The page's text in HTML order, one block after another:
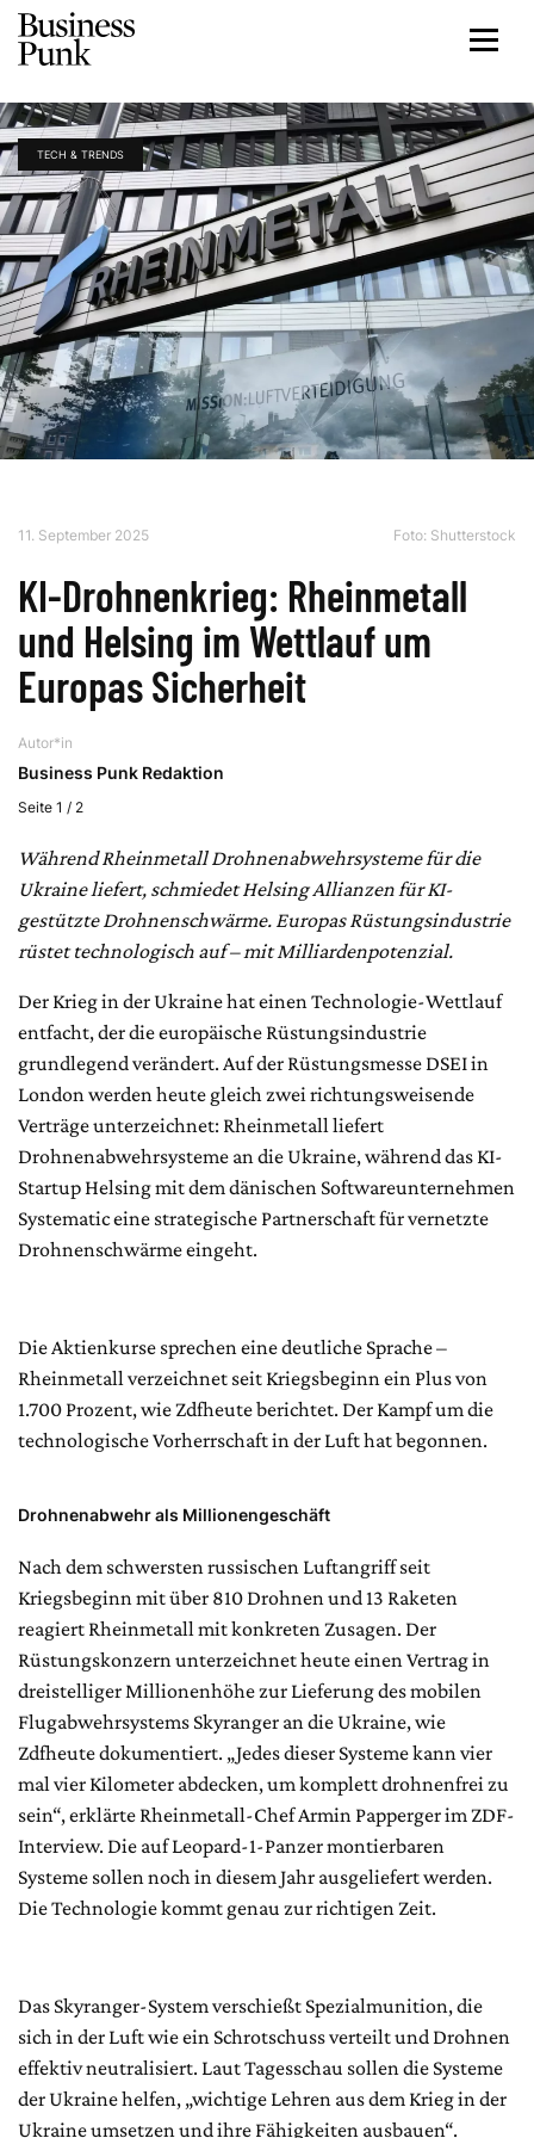
TECH & TRENDS
11. September 2025 Foto: Shutterstock
KI-Drohnenkrieg: Rheinmetall
und Helsing im Wettlauf um
Europas Sicherheit
Autor*in
Business Punk Redaktion
Seite 1 / 2
Während Rheinmetall Drohnenabwehrsysteme für die
Ukraine liefert, schmiedet Helsing Allianzen für KI-
gestützte Drohnenschwärme. Europas Rüstungsindustrie
rüstet technologisch auf – mit Milliardenpotenzial.
Der Krieg in der Ukraine hat einen Technologie-Wettlauf
entfacht, der die europäische Rüstungsindustrie
grundlegend verändert. Auf der Rüstungsmesse DSEI in
London werden heute gleich zwei richtungsweisende
Verträge unterzeichnet: Rheinmetall liefert
Drohnenabwehrsysteme an die Ukraine, während das KI-
Startup Helsing mit dem dänischen Softwareunternehmen
Systematic eine strategische Partnerschaft für vernetzte
Drohnenschwärme eingeht.
Die Aktienkurse sprechen eine deutliche Sprache –
Rheinmetall verzeichnet seit Kriegsbeginn ein Plus von
1.700 Prozent, wie Zdfheute berichtet. Der Kampf um die
technologische Vorherrschaft in der Luft hat begonnen.
Drohnenabwehr als Millionengeschäft
Nach dem schwersten russischen Luftangriff seit
Kriegsbeginn mit über 810 Drohnen und 13 Raketen
reagiert Rheinmetall mit konkreten Zusagen. Der
Rüstungskonzern unterzeichnet heute einen Vertrag in
dreistelliger Millionenhöhe zur Lieferung des mobilen
Flugabwehrsystems Skyranger an die Ukraine, wie
Zdfheute dokumentiert. „Jedes dieser Systeme kann vier
mal vier Kilometer abdecken, um komplett drohnenfrei zu
sein“, erklärte Rheinmetall-Chef Armin Papperger im ZDF-
Interview. Die auf Leopard-1-Panzer montierbaren
Systeme sollen noch in diesem Jahr ausgeliefert werden.
Die Technologie kommt genau zur richtigen Zeit.
Das Skyranger-System verschießt Spezialmunition, die
sich in der Luft wie ein Schrotschuss verteilt und Drohnen
effektiv neutralisiert. Laut Tagesschau sollen die Systeme
der Ukraine helfen, „wichtige Lehren aus dem Krieg in der
Ukraine umsetzen und ihre Fähigkeiten ausbauen“.